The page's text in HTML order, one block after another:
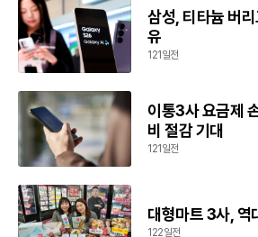
삼성, 티타늄 버
유
121일전
이통3사 요금제
비 절감 기대
121일전
대형마트 3사, 역
122일전